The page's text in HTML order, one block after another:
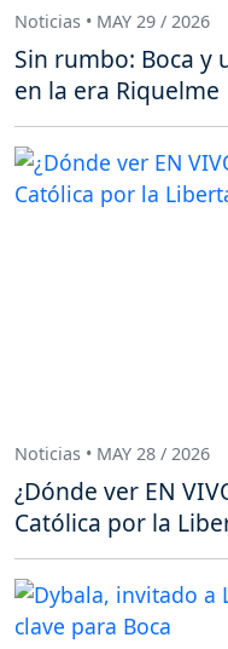
Noticias • MAY 29 / 2026
Sin rumbo: Boca y
en la era Riquelme
Noticias • MAY 28 / 2026
¿Dónde ver EN
Católica por la